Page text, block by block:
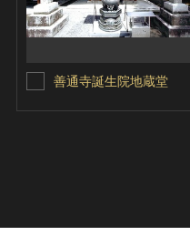
善通寺誕生院地蔵堂